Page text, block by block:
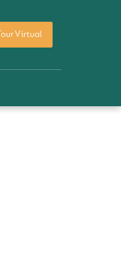
Tour Virtual